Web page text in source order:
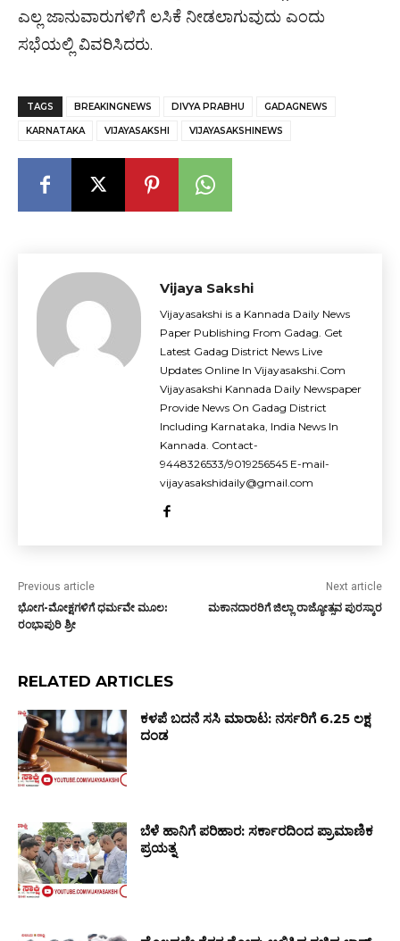
ಎಲ್ಲ ಜಾನುವಾರುಗಳಿಗೆ ಲಸಿಕೆ ನೀಡಲಾಗುವುದು ಎಂದು
ಸಭೆಯಲ್ಲಿ ವಿವರಿಸಿದರು.
TAGS BREAKINGNEWS DIVYA PRABHU GADAGNEWS
KARNATAKA VIJAYASAKSHI VIJAYASAKSHINEWS
Vijaya Sakshi
Vijayasakshi is a Kannada Daily News
Paper Publishing From Gadag. Get
Latest Gadag District News Live
Updates Online In Vijayasakshi.Com
Vijayasakshi Kannada Daily Newspaper
Provide News On Gadag District
Including Karnataka, India News In
Kannada. Contact-
9448326533/9019256545 E-mail-
vijayasakshidaily@gmail.com
Previous article
ಭೋಗ-ಮೋಕ್ಷಗಳಿಗೆ ಧರ್ಮವೇ ಮೂಲ:
ರಂಭಾಪುರಿ ಶ್ರೀ
Next article
ಮಕಾನದಾರರಿಗೆ ಜಿಲ್ಲಾ ರಾಜ್ಯೋತ್ಸವ ಪುರಸ್ಕಾರ
RELATED ARTICLES
ಕಳಪೆ ಬದನೆ ಸಸಿ ಮಾರಾಟ: ನರ್ಸರಿಗೆ ₹6.25 ಲಕ್ಷ
ದಂಡ
ಬೆಳೆ ಹಾನಿಗೆ ಪರಿಹಾರ: ಸರ್ಕಾರದಿಂದ ಪ್ರಾಮಾಣಿಕ
ಪ್ರಯತ್ನ